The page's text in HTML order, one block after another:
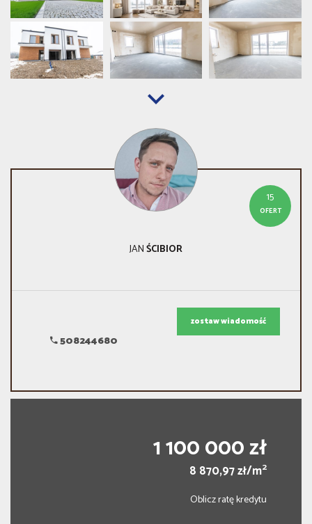
15
OFERT
JANŚCIBIOR
508244680
zostaw wiadomość
1 100 000 zł
8 870,97 zł/m2
Oblicz ratę kredytu